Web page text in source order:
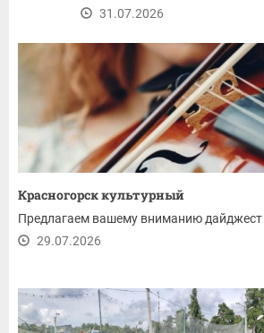
31.07.2026
Красногорск культурный
Предлагаем вашему вниманию дайджест
29.07.2026